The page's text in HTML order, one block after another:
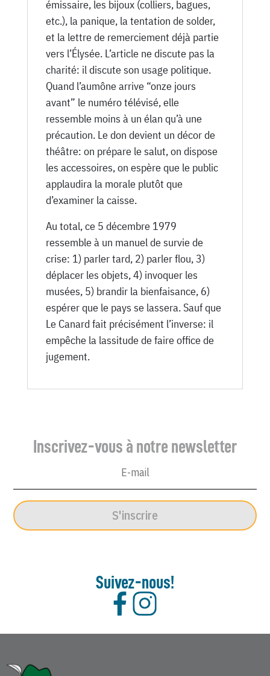
émissaire, les bijoux (colliers, bagues,
etc.), la panique, la tentation de solder,
et la lettre de remerciement déjà partie
vers l’Élysée. L’article ne discute pas la
charité: il discute son usage politique.
Quand l’aumône arrive “onze jours
avant” le numéro télévisé, elle
ressemble moins à un élan qu’à une
précaution. Le don devient un décor de
théâtre: on prépare le salut, on dispose
les accessoires, on espère que le public
applaudira la morale plutôt que
d’examiner la caisse.
Au total, ce 5 décembre 1979
ressemble à un manuel de survie de
crise: 1) parler tard, 2) parler flou, 3)
déplacer les objets, 4) invoquer les
musées, 5) brandir la bienfaisance, 6)
espérer que le pays se lassera. Sauf que
Le Canard fait précisément l’inverse: il
empêche la lassitude de faire office de
jugement.
Inscrivez-vous à notre newsletter
S'inscrire
Suivez-nous!